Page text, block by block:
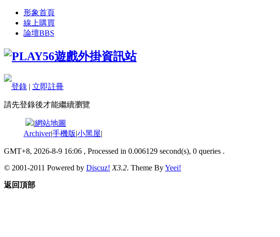
形象首頁
線上購買
論壇BBS
登錄 | 立即註冊
請先登錄後才能繼續瀏覽
|網站地圖
Archiver|手機版|小黑屋|
GMT+8, 2026-8-9 16:06 , Processed in 0.006129 second(s), 0 queries .
© 2001-2011 Powered by Discuz! X3.2. Theme ByYeei!
返回頂部